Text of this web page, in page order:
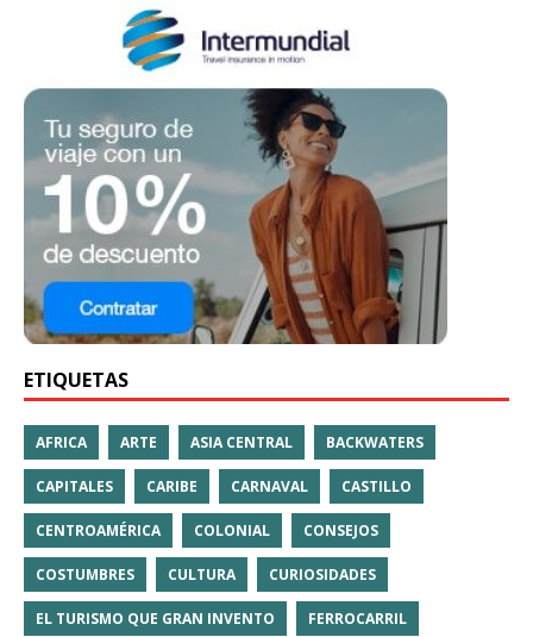
ETIQUETAS
AFRICA ARTE ASIA CENTRAL BACKWATERS
CAPITALES CARIBE CARNAVAL CASTILLO
CENTROAMÉRICA COLONIAL CONSEJOS
COSTUMBRES CULTURA CURIOSIDADES
EL TURISMO QUE GRAN INVENTO FERROCARRIL